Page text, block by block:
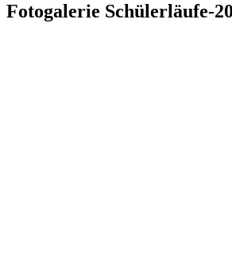
Fotogalerie Schülerläufe-